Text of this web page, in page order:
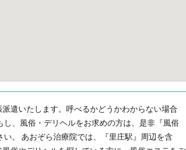
遣いたします。呼べるかどうかわからない場合
、風俗・デリヘルをお求めの方は、是非『風俗
。 あおぞら治療院では、『里庄駅』周辺を含